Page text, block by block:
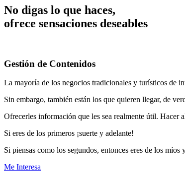
No digas lo que haces,
ofrece sensaciones deseables
Gestión de Contenidos
La mayoría de los negocios tradicionales y turísticos de
Sin embargo, también están los que quieren llegar, de
Ofrecerles información que les sea realmente útil. Hacer
Si eres de los primeros ¡suerte y adelante!
Si piensas como los segundos, entonces eres de los
Me Interesa